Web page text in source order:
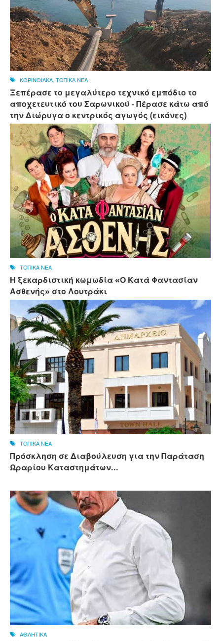
ΚΟΡΙΝΘΙΑΚΑ, ΤΟΠΙΚΑ ΝΕΑ
Ξεπέρασε το μεγαλύτερο τεχνικό εμπόδιο το
αποχετευτικό του Σαρωνικού - Πέρασε κάτω από
την Διώρυγα ο κεντρικός αγωγός (εικόνες)
ΤΟΠΙΚΑ ΝΕΑ
Η ξεκαρδιστική κωμωδία «Ο Κατά Φαντασίαν
Ασθενής» στο Λουτράκι
ΤΟΠΙΚΑ ΝΕΑ
Πρόσκληση σε Διαβούλευση για την Παράταση
Ωραρίου Καταστημάτων...
ΑΘΛΗΤΙΚΑ